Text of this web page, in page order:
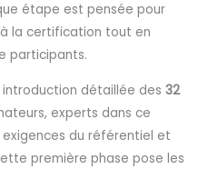
étape est pensée pour
la certification tout en
participants.
détaillée des32
experts dans ce
du référentiel et
première phase pose les